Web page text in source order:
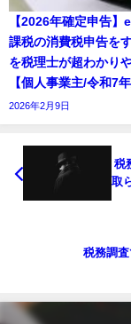
【2026年確定申告】
課税の消費税申告を
を税理士が超わかり
【個人事業主/令和7年
2026年2月9日
税
取
税務調